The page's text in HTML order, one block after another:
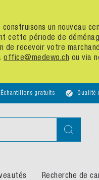
un nouveau
période de
recevoir votre
office@medewo.ch ou via
Échantillons gratuits Qualité
Chercher
Recherche de